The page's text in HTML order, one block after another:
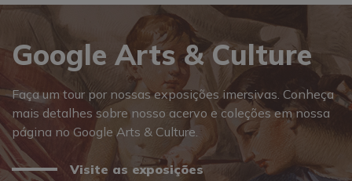
Google Arts & Culture
Faça um tour por nossas exposições imersivas. Conheça
mais detalhes sobre nosso acervo e coleções em nossa
página no Google Arts & Culture.
Visite as exposições